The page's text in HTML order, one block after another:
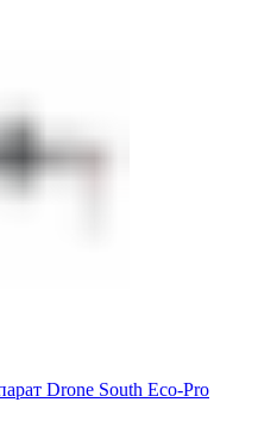
Drone South Eco-Pro